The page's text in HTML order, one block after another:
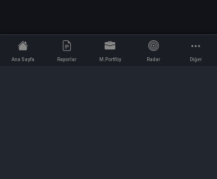
Ana Sayfa Raporlar M.Portföy Radar Diğer